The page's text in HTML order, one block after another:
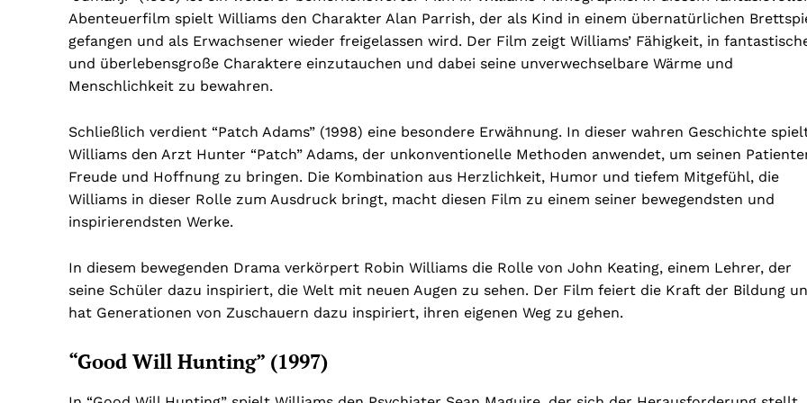
Abenteuerfilm spielt Williams den Charakter Alan Parrish, der als Kind in einem übernatürlichen
gefangen und als Erwachsener wieder freigelassen wird. Der Film zeigt Williams’ Fähigkeit, in
und überlebensgroße Charaktere einzutauchen und dabei seine unverwechselbare Wärme und
Menschlichkeit zu bewahren.
Schließlich verdient “Patch Adams” (1998) eine besondere Erwähnung. In dieser wahren Geschichte
Williams den Arzt Hunter “Patch” Adams, der unkonventionelle Methoden anwendet, um seinen
Freude und Hoffnung zu bringen. Die Kombination aus Herzlichkeit, Humor und tiefem Mitgefühl, die
Williams in dieser Rolle zum Ausdruck bringt, macht diesen Film zu einem seiner bewegendsten und
inspirierendsten Werke.
In diesem bewegenden Drama verkörpert Robin Williams die Rolle von John Keating, einem Lehrer, der
seine Schüler dazu inspiriert, die Welt mit neuen Augen zu sehen. Der Film feiert die Kraft der Bildung
hat Generationen von Zuschauern dazu inspiriert, ihren eigenen Weg zu gehen.
“Good Will Hunting” (1997)